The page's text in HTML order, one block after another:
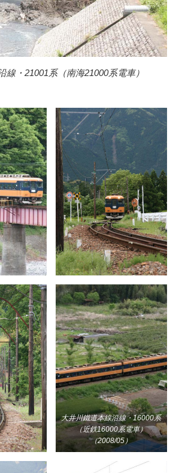
線・21001系（南海21000系電車）
大井川鐵道本線沿線・16000系
（近鉄16000系電車）
（2008/05）